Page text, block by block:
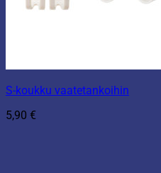
S-koukku vaatetankoihin
5,90 €